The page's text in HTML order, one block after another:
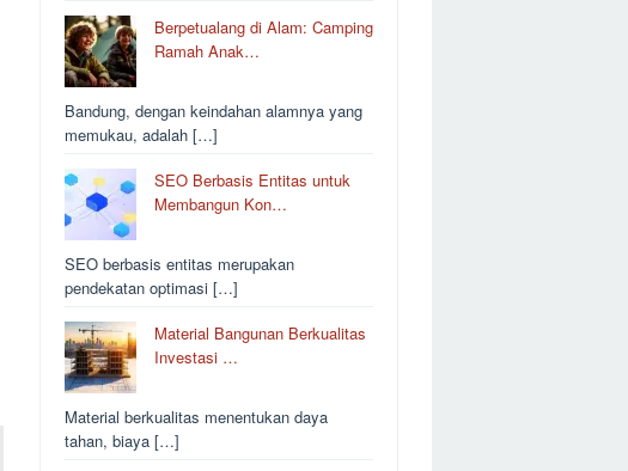
Berpetualang di Alam: Camping
Ramah Anak…
Bandung, dengan keindahan alamnya yang
memukau, adalah […]
SEO Berbasis Entitas untuk
Membangun Kon…
SEO berbasis entitas merupakan
pendekatan optimasi […]
Material Bangunan Berkualitas
Investasi …
Material berkualitas menentukan daya
tahan, biaya […]